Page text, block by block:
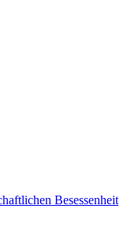
Besessenheit